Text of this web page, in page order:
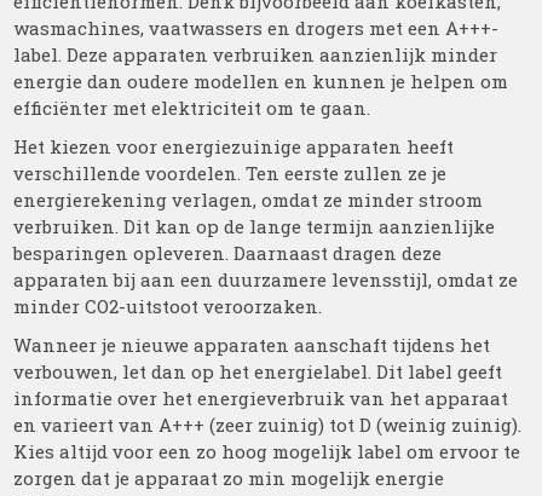
wasmachines, vaatwassers en drogers met een A+++-
label. Deze apparaten verbruiken aanzienlijk minder
energie dan oudere modellen en kunnen je helpen om
efficiënter met elektriciteit om te gaan.
Het kiezen voor energiezuinige apparaten heeft
verschillende voordelen. Ten eerste zullen ze je
energierekening verlagen, omdat ze minder stroom
verbruiken. Dit kan op de lange termijn aanzienlijke
besparingen opleveren. Daarnaast dragen deze
apparaten bij aan een duurzamere levensstijl, omdat ze
minder CO2-uitstoot veroorzaken.
Wanneer je nieuwe apparaten aanschaft tijdens het
verbouwen, let dan op het energielabel. Dit label geeft
informatie over het energieverbruik van het apparaat
en varieert van A+++ (zeer zuinig) tot D (weinig zuinig).
Kies altijd voor een zo hoog mogelijk label om ervoor te
zorgen dat je apparaat zo min mogelijk energie